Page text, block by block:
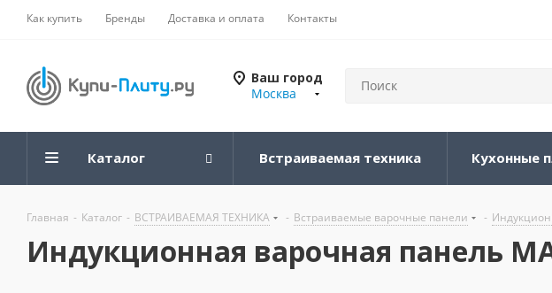
Как купить Бренды Доставка и оплата Контакты
Ваш город
Москва
Каталог Встраиваемая техника Кухонные
Главная - Каталог - ВСТРАИВАЕМАЯ ТЕХНИКА - Встраиваемые варочные панели -
Индукционная варочная панель